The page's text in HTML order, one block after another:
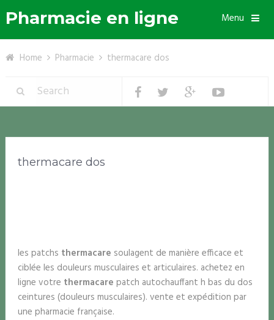
Pharmacie en ligne Menu
Home Pharmacie thermacare dos
thermacare dos
les patchs thermacare soulagent de manière efficace et
ciblée les douleurs musculaires et articulaires. achetez en
ligne votre thermacare patch autochauffant h bas du dos
ceintures (douleurs musculaires). vente et expédition par
une pharmacie française.